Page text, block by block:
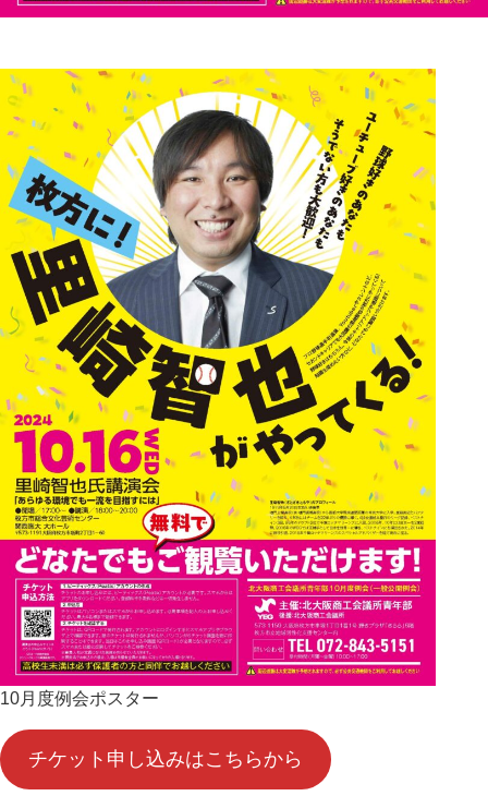
10月度例会ポスター
チケット申し込みはこちらから